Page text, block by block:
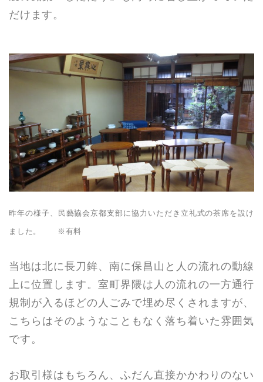
だけます。
昨年の様子、民藝協会京都支部に協力いただき立礼式の茶席を設け
ました。 ※有料
当地は北に長刀鉾、南に保昌山と人の流れの動線
上に位置します。室町界隈は人の流れの一方通行
規制が入るほどの人ごみで埋め尽くされますが、
こちらはそのようなこともなく落ち着いた雰囲気
です。
お取引様はもちろん、ふだん直接かかわりのない